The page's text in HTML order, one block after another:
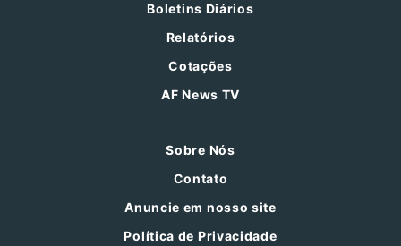
Boletins Diários
Relatórios
Cotações
AF News TV
Sobre Nós
Contato
Anuncie em nosso site
Política de Privacidade